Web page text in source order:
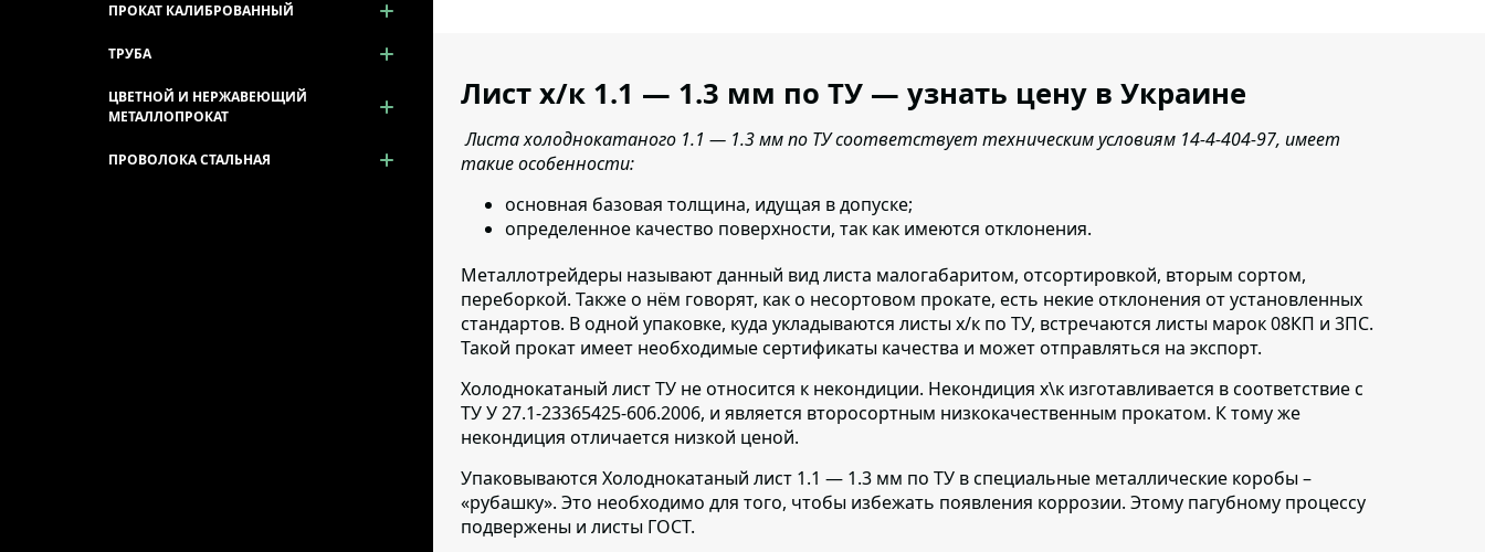
Лист х/к 1.1 — 1.3 мм по ТУ — узнать цену в Украине
Листа холоднокатаного 1.1 — 1.3 мм по ТУ соответствует техническим условиям 14-4-404-97, имеет
такие особенности:
основная базовая толщина, идущая в допуске;
определенное качество поверхности, так как имеются отклонения.
Металлотрейдеры называют данный вид листа малогабаритом, отсортировкой, вторым сортом,
переборкой. Также о нём говорят, как о несортовом прокате, есть некие отклонения от установленных
стандартов. В одной упаковке, куда укладываются листы х/к по ТУ, встречаются листы марок 08КП и 3ПС.
Такой прокат имеет необходимые сертификаты качества и может отправляться на экспорт.
Холоднокатаный лист ТУ не относится к некондиции. Некондиция х\к изготавливается в соответствие с
ТУ У 27.1-23365425-606.2006, и является второсортным низкокачественным прокатом. К тому же
некондиция отличается низкой ценой.
Упаковываются Холоднокатаный лист 1.1 — 1.3 мм по ТУ в специальные металлические коробы –
«рубашку». Это необходимо для того, чтобы избежать появления коррозии. Этому пагубному процессу
подвержены и листы ГОСТ.
ПРОКАТ КАЛИБРОВАННЫЙ
ТРУБА
ЦВЕТНОЙ И НЕРЖАВЕЮЩИЙ
МЕТАЛЛОПРОКАТ
ПРОВОЛОКА СТАЛЬНАЯ